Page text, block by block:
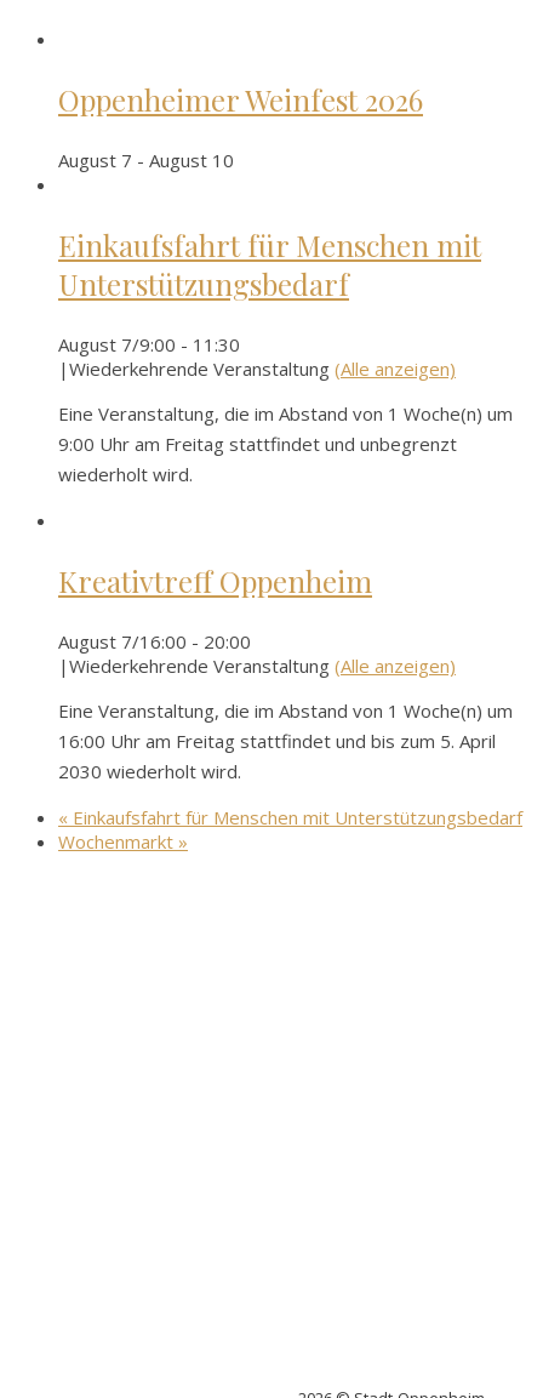
Oppenheimer Weinfest 2026
August 7 - August 10
Einkaufsfahrt für Menschen mit
Unterstützungsbedarf
August 7/9:00 - 11:30
| Wiederkehrende Veranstaltung (Alle anzeigen)
Eine Veranstaltung, die im Abstand von 1 Woche(n) um
9:00 Uhr am Freitag stattfindet und unbegrenzt
wiederholt wird.
Kreativtreff Oppenheim
August 7/16:00 - 20:00
| Wiederkehrende Veranstaltung (Alle anzeigen)
Eine Veranstaltung, die im Abstand von 1 Woche(n) um
16:00 Uhr am Freitag stattfindet und bis zum 5. April
2030 wiederholt wird.
« Einkaufsfahrt für Menschen mit Unterstützungsbedarf
Wochenmarkt »